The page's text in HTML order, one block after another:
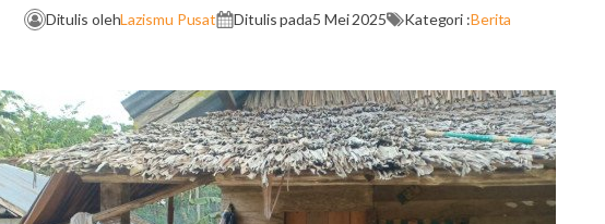
Ditulis olehLazismu Pusat Ditulis pada5 Mei 2025 Kategori :Berita